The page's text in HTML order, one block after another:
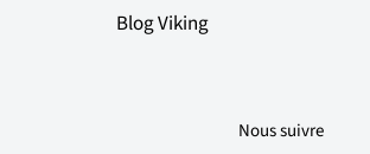
Blog Viking
Nous suivre